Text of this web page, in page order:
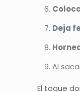
Deja
Al
El toque